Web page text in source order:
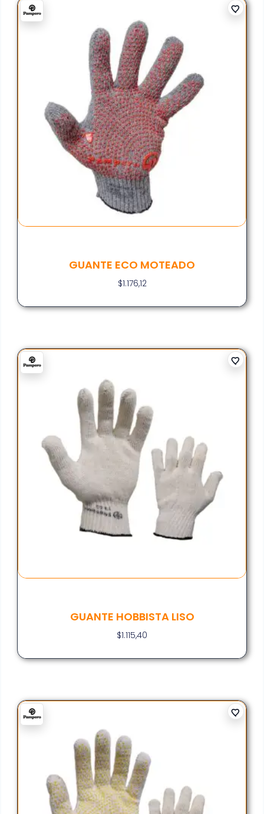
GUANTE ECO MOTEADO
$1.176,12
GUANTE HOBBISTA LISO
$1.115,40